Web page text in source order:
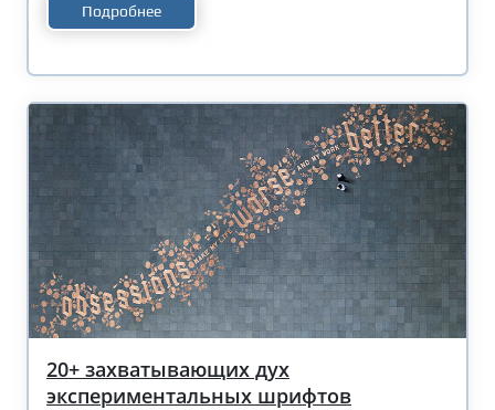
Подробнее
20+ захватывающих дух
экспериментальных шрифтов